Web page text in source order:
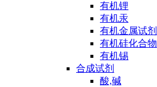
有机锂
有机汞
有机金属试剂
有机硅化合物
有机锡
合成试剂
酸,碱